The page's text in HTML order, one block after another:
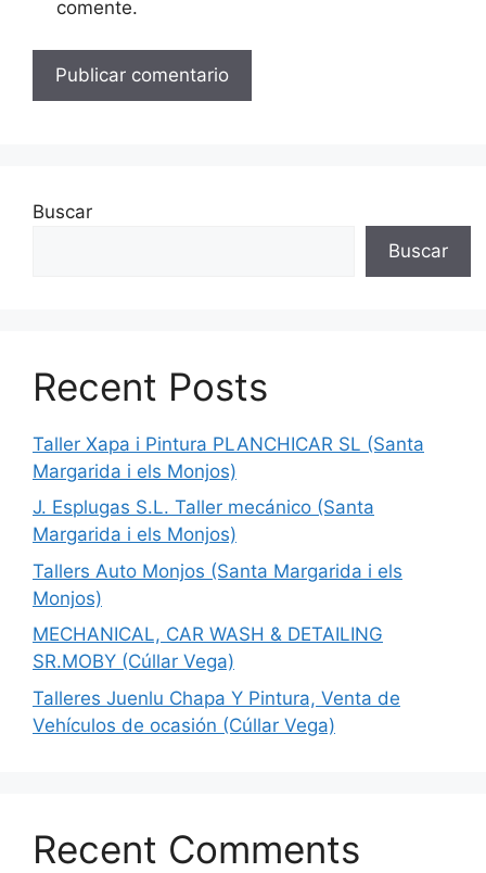
comente.
Buscar
Buscar
Recent Posts
Taller Xapa i Pintura PLANCHICAR SL (Santa
Margarida i els Monjos)
J. Esplugas S.L. Taller mecánico (Santa
Margarida i els Monjos)
Tallers Auto Monjos (Santa Margarida i els
Monjos)
MECHANICAL, CAR WASH & DETAILING
SR.MOBY (Cúllar Vega)
Talleres Juenlu Chapa Y Pintura, Venta de
Vehículos de ocasión (Cúllar Vega)
Recent Comments